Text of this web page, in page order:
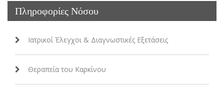
Πληροφορίες Νόσου
Ιατρικοί Έλεγχοι & Διαγνωστικές Εξετάσεις
Θεραπεία του Καρκίνου